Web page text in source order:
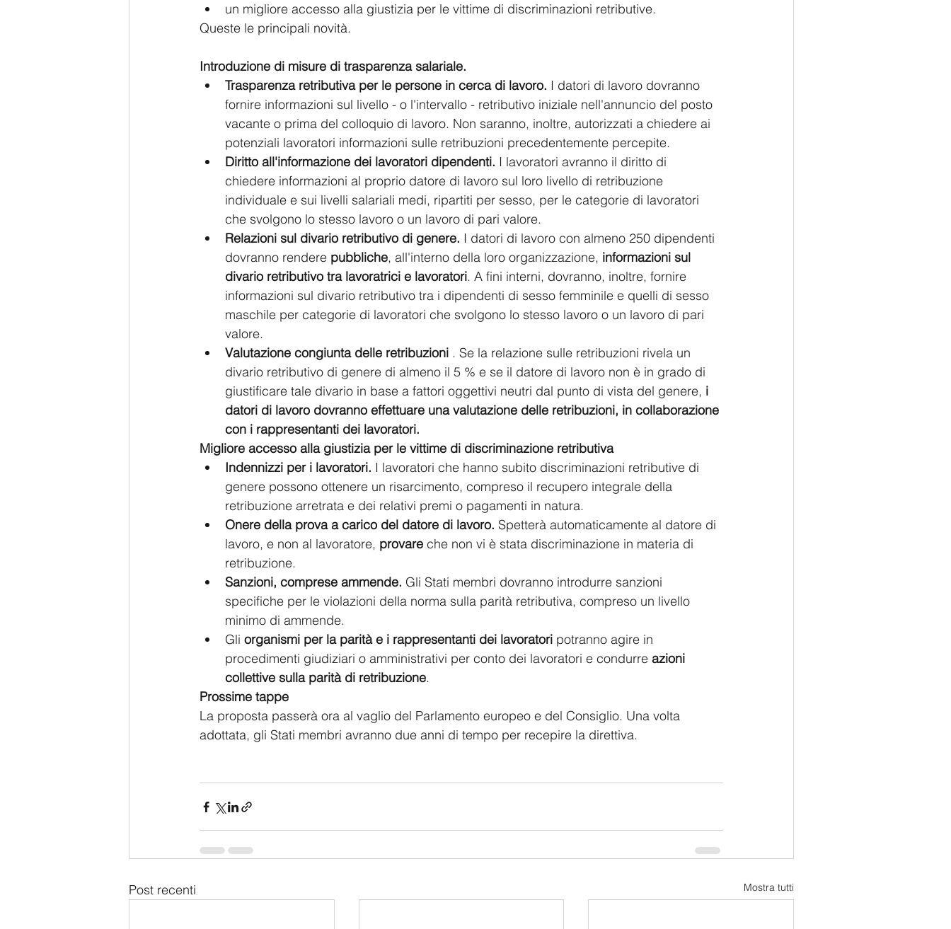
un migliore accesso alla giustizia per le vittime di discriminazioni retributive.
Queste le principali novità.
Introduzione di misure di trasparenza salariale.
Trasparenza retributiva per le persone in cerca di lavoro. I datori di lavoro dovranno
fornire informazioni sul livello - o l'intervallo - retributivo iniziale nell'annuncio del posto
vacante o prima del colloquio di lavoro. Non saranno, inoltre, autorizzati a chiedere ai
potenziali lavoratori informazioni sulle retribuzioni precedentemente percepite.
Diritto all'informazione dei lavoratori dipendenti. I lavoratori avranno il diritto di
chiedere informazioni al proprio datore di lavoro sul loro livello di retribuzione
individuale e sui livelli salariali medi, ripartiti per sesso, per le categorie di lavoratori
che svolgono lo stesso lavoro o un lavoro di pari valore.
Relazioni sul divario retributivo di genere. I datori di lavoro con almeno 250 dipendenti
dovranno rendere pubbliche, all'interno della loro organizzazione, informazioni sul
divario retributivo tra lavoratrici e lavoratori. A fini interni, dovranno, inoltre, fornire
informazioni sul divario retributivo tra i dipendenti di sesso femminile e quelli di sesso
maschile per categorie di lavoratori che svolgono lo stesso lavoro o un lavoro di pari
valore.
Valutazione congiunta delle retribuzioni . Se la relazione sulle retribuzioni rivela un
divario retributivo di genere di almeno il 5 % e se il datore di lavoro non è in grado di
giustificare tale divario in base a fattori oggettivi neutri dal punto di vista del genere, i
datori di lavoro dovranno effettuare una valutazione delle retribuzioni, in collaborazione
con i rappresentanti dei lavoratori.
Migliore accesso alla giustizia per le vittime di discriminazione retributiva
Indennizzi per i lavoratori. I lavoratori che hanno subito discriminazioni retributive di
genere possono ottenere un risarcimento, compreso il recupero integrale della
retribuzione arretrata e dei relativi premi o pagamenti in natura.
Onere della prova a carico del datore di lavoro. Spetterà automaticamente al datore di
lavoro, e non al lavoratore, provare che non vi è stata discriminazione in materia di
retribuzione.
Sanzioni, comprese ammende. Gli Stati membri dovranno introdurre sanzioni
specifiche per le violazioni della norma sulla parità retributiva, compreso un livello
minimo di ammende.
Gli organismi per la parità e i rappresentanti dei lavoratori potranno agire in
procedimenti giudiziari o amministrativi per conto dei lavoratori e condurre azioni
collettive sulla parità di retribuzione.
Prossime tappe
La proposta passerà ora al vaglio del Parlamento europeo e del Consiglio. Una volta
adottata, gli Stati membri avranno due anni di tempo per recepire la direttiva.
Post recenti Mostra tutti